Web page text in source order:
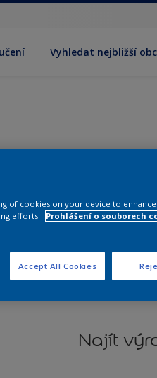
Vyhledat nejbližší
Najít
of cookies on your device to
efforts.
Prohlášení o souborech
Accept All Cookies